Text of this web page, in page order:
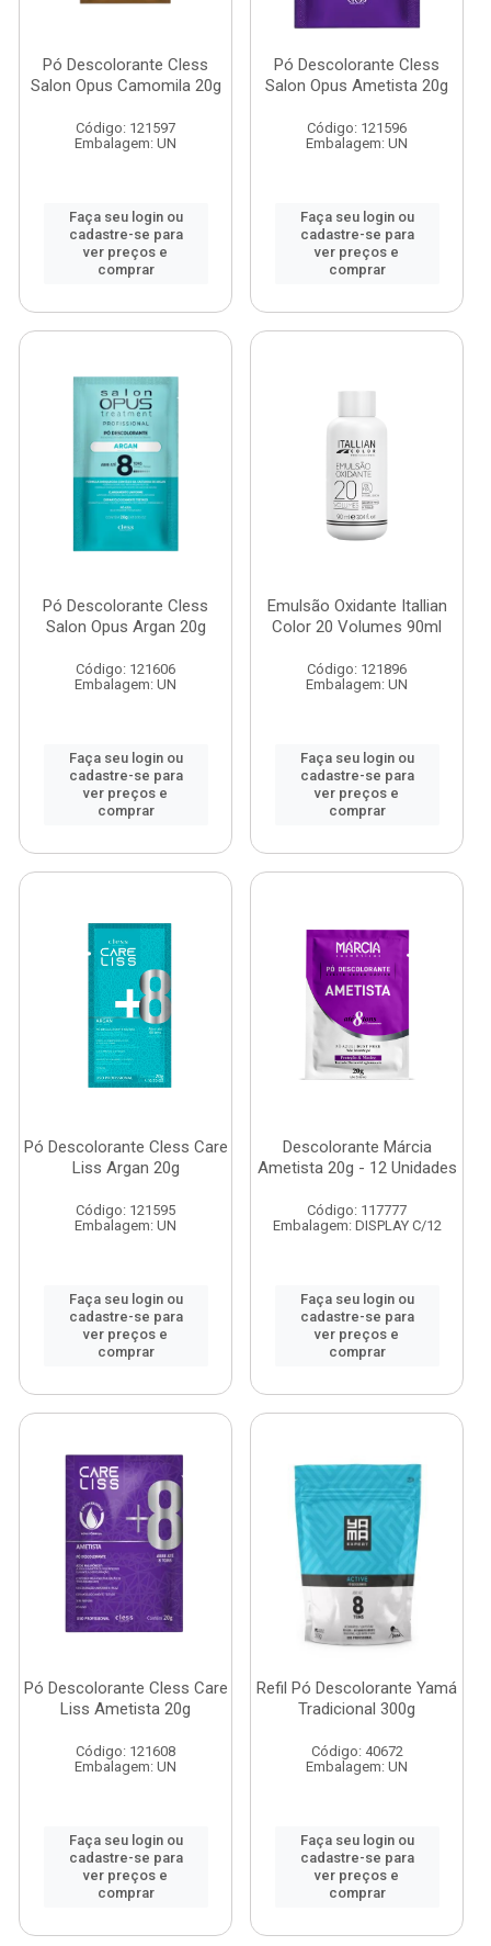
Pó Descolorante Cless
Salon Opus Camomila 20g
Código: 121597
Embalagem: UN
Faça seu login ou
cadastre-se para
ver preços e
comprar
Pó Descolorante Cless
Salon Opus Ametista 20g
Código: 121596
Embalagem: UN
Faça seu login ou
cadastre-se para
ver preços e
comprar
Pó Descolorante Cless
Salon Opus Argan 20g
Código: 121606
Embalagem: UN
Faça seu login ou
cadastre-se para
ver preços e
comprar
Emulsão Oxidante Itallian
Color 20 Volumes 90ml
Código: 121896
Embalagem: UN
Faça seu login ou
cadastre-se para
ver preços e
comprar
Pó Descolorante Cless Care
Liss Argan 20g
Código: 121595
Embalagem: UN
Faça seu login ou
cadastre-se para
ver preços e
comprar
Descolorante Márcia
Ametista 20g - 12 Unidades
Código: 117777
Embalagem: DISPLAY C/12
Faça seu login ou
cadastre-se para
ver preços e
comprar
Pó Descolorante Cless Care
Liss Ametista 20g
Código: 121608
Embalagem: UN
Faça seu login ou
cadastre-se para
ver preços e
comprar
Refil Pó Descolorante Yamá
Tradicional 300g
Código: 40672
Embalagem: UN
Faça seu login ou
cadastre-se para
ver preços e
comprar